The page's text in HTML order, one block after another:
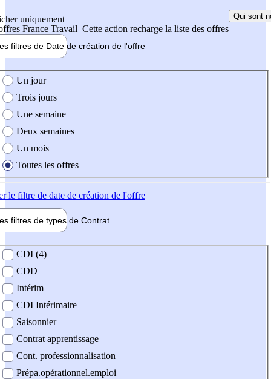
uniquement
France Travail Cette action recharge la liste des offres
Qui sont
filtres de Date de création de l'offre
création de l'offre
Un jour
Trois jours
Une semaine
Deux semaines
Un mois
Toutes les offres
le filtre de date de création de l'offre
filtres de types de Contrat
contrat
CDI (4)
CDD
Intérim
CDI Intérimaire
Saisonnier
Contrat apprentissage
Cont. professionnalisation
Prépa.opérationnel.emploi